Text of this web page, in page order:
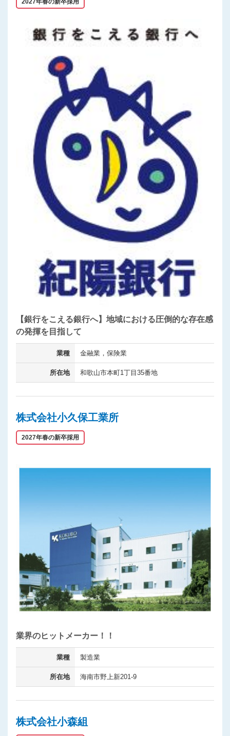
【銀行をこえる銀行へ】地域における圧倒的な存在感
の発揮を目指して
業種 金融業，保険業
所在地 和歌山市本町1丁目35番地
株式会社小久保工業所
2027年春の新卒採用
業界のヒットメーカー！！
業種 製造業
所在地 海南市野上新201-9
株式会社小森組